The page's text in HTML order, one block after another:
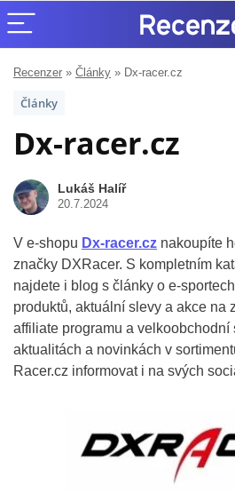
Recenzer » Články » Dx-racer.cz
Články
Dx-racer.cz
Lukáš Halíř
20.7.2024
V e-shopu Dx-racer.cz nakoupíte
značky DXRacer. S kompletním
najdete i blog s články o e-
produktů, aktuální slevy a akce na
affiliate programu a velkoobchodní
aktualitách a novinkách v
Racer.cz informovat i na svých